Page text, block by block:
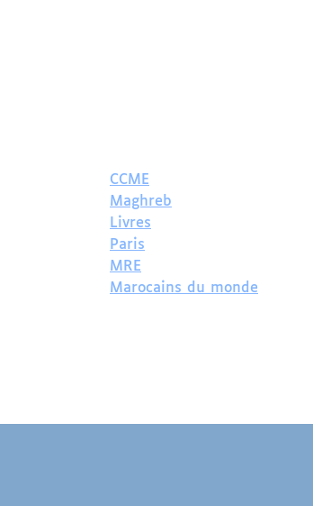
CCME
Maghreb
Livres
Paris
MRE
Marocains du monde